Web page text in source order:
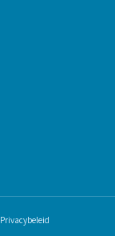
Privacybeleid